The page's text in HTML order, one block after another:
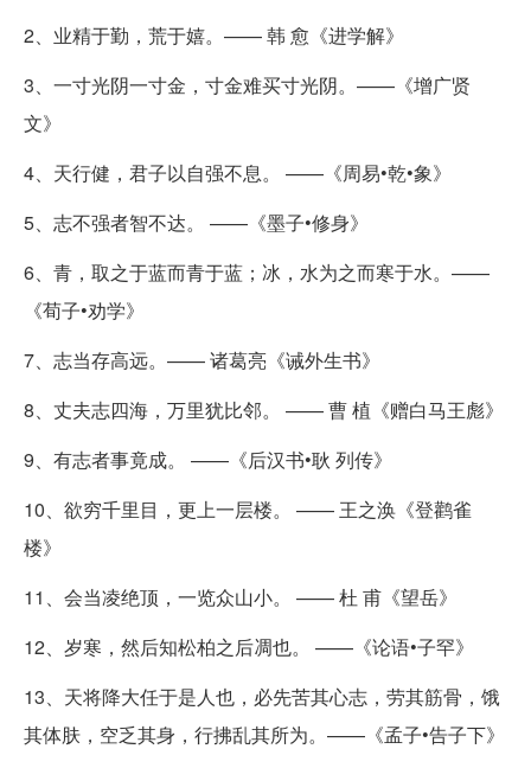
2、业精于勤，荒于嬉。—— 韩 愈《进学解》
3、一寸光阴一寸金，寸金难买寸光阴。——《增广贤
文》
4、天行健，君子以自强不息。 ——《周易•乾•象》
5、志不强者智不达。 ——《墨子•修身》
6、青，取之于蓝而青于蓝；冰，水为之而寒于水。——
《荀子•劝学》
7、志当存高远。—— 诸葛亮《诫外生书》
8、丈夫志四海，万里犹比邻。 —— 曹 植《赠白马王彪》
9、有志者事竟成。 ——《后汉书•耿 列传》
10、欲穷千里目，更上一层楼。 —— 王之涣《登鹳雀
楼》
11、会当凌绝顶，一览众山小。 —— 杜 甫《望岳》
12、岁寒，然后知松柏之后凋也。 ——《论语•子罕》
13、天将降大任于是人也，必先苦其心志，劳其筋骨，饿
其体肤，空乏其身，行拂乱其所为。——《孟子•告子下》